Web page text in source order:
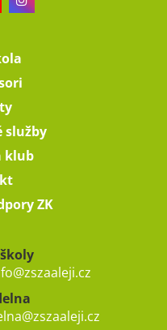
služby
klub
ZK